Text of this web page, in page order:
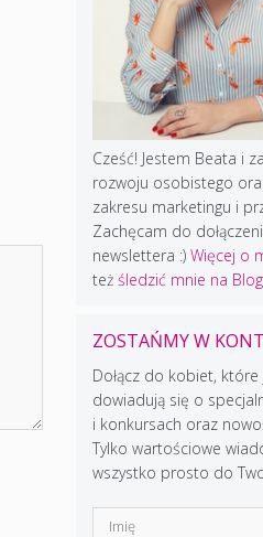
Cześć! Jestem Beata i
rozwoju osobistego
zakresu marketingu i
Zachęcam do
newslettera :) Więcej o
też śledzić mnie na
ZOSTAŃMY W
Dołącz do kobiet,
dowiadują się o
i konkursach oraz
Tylko wartościowe
wszystko prosto do